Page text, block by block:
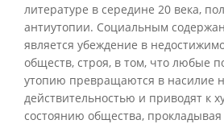
литературе в середине 20 века,
антиутопии. Социальным
является убеждение в
обществ, строя, в том, что любые
утопию превращаются в насилие
действительностью и приводят к
состоянию общества, прокладывая